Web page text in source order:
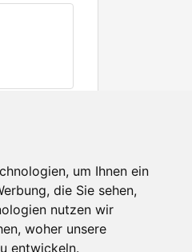
um Ihnen ein
die Sie sehen,
nutzen wir
woher unsere
entwickeln.